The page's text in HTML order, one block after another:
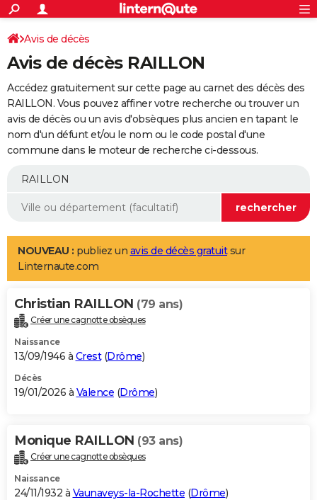
ACTUALITÉS
Politique
Société
Faits Divers
Education
Monde
Villes
+
SPORT
Coupe du monde 2026
Football
Tennis
Cyclisme
Rugby
Forum
Programme TV
TNT
Streaming
Cinéma
Sorties cinéma
Musique
+
FINANCE
Retraite
Epargne
Immobilier
Risques naturels par ville
Banque
Assurance
AUTO
Essais
Réserver un essai
Citadines
Berlines
SUV
Forum auto
+
Mobiles
Meilleur smartphone
Internet
Ordinateurs
Jeux vidéo
Guide high-tech
Aménagement intérieur
LIFESTYLE
Art de vivre
Bien-être
Loisirs
Mode
Modes de vie
Alimentation
Guide de la santé
Maladies
Médicaments
Sommeil
VOYAGE
Destinations
City break
Voyage nature
Voyage de noces
Forum
Climat
+PHOTO
GUIDES D'ACHAT
BONS PLANS
Carte de Noël
Carte Bonne année
Carte Saint-Valentin
Carte Pâques
Carte d'anniversaire
DICTIONNAIRE
Dictionnaire
Biographies
Citations
Expressions
Proverbes
PROGRAMME TV
Avis de décès
Avis de décès RAILLON
Accédez gratuitement sur cette page au carnet des décès des
RAILLON. Vous pouvez affiner votre recherche ou trouver un
avis de décès ou un avis d'obsèques plus ancien en tapant le
nom d'un défunt et/ou le nom ou le code postal d'une
commune dans le moteur de recherche ci-dessous.
NOUVEAU : publiez un avis de décès gratuitsur
Linternaute.com
Christian RAILLON (79 ans)
Créer une cagnotte obsèques
Naissance
13/09/1946 à Crest(Drôme)
Décès
19/01/2026 à Valence (Drôme)
Monique RAILLON (93 ans)
Créer une cagnotte obsèques
Naissance
24/11/1932 à Vaunaveys-la-Rochette (Drôme)